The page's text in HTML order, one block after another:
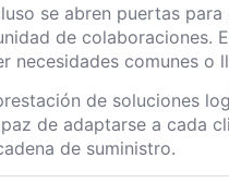
se abren puertas
de colaboraciones.
necesidades comunes o
de soluciones
de adaptarse a cada
de suministro.